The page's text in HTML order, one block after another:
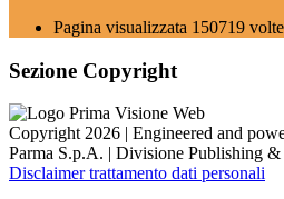
Pagina visualizzata 150719 volte
Sezione Copyright
Copyright 2026 | Engineered and
Parma S.p.A. | Divisione Publishing
Disclaimer trattamento dati personali